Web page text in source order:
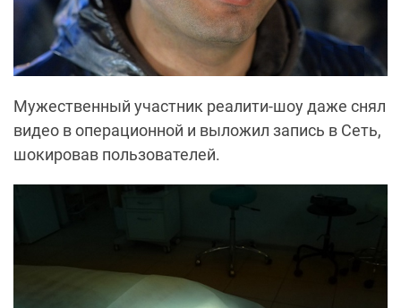
Мужественный участник реалити-шоу даже снял
видео в операционной и выложил запись в Сеть,
шокировав пользователей.